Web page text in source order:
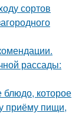
сортов
рассады:
блюдо, которое
приёму пищи,